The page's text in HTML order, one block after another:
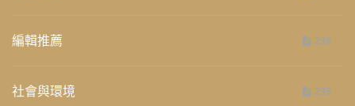
編輯推薦 236
社會與環境 235